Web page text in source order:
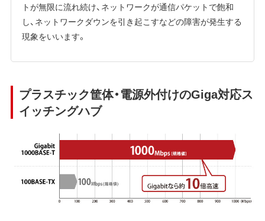
トが無限に流れ続け、ネットワークが通信パケットで飽和
し、ネットワークダウンを引き起こすなどの障害が発生する
現象をいいます。
プラスチック筐体・電源外付けのGiga対応ス
イッチングハブ